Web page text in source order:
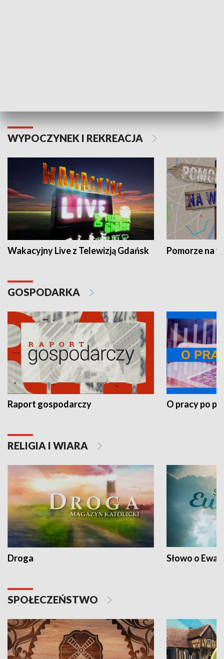
WYPOCZYNEK I REKREACJA
Wakacyjny Live z Telewizją Gdańsk Pomorze na
GOSPODARKA
Raport gospodarczy O pracy po
RELIGIA I WIARA
Droga Słowo o
SPOŁECZEŃSTWO